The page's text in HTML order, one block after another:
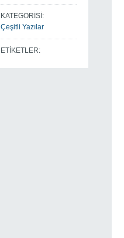
KATEGORİSİ:
Çeşitli Yazılar
ETİKETLER: